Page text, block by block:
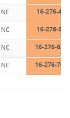
NC 16-276-47-
NC 16-276-55-
NC 16-276-63-
NC 16-276-70-